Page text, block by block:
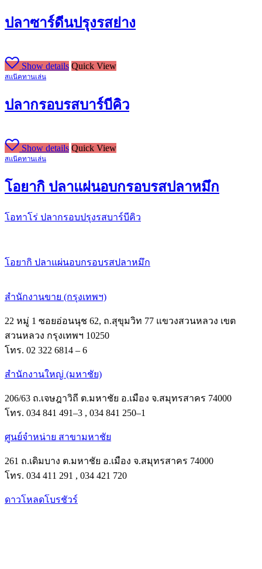
ปลาซาร์ดีนปรุงรสย่าง
Show details Quick View
สแน๊คทานเล่น
ปลากรอบรสบาร์บีคิว
Show details Quick View
สแน๊คทานเล่น
โอยากิ ปลาแผ่นอบกรอบรสปลาหมึก
โอทาโร่ ปลากรอบปรุงรสบาร์บีคิว
โอยากิ ปลาแผ่นอบกรอบรสปลาหมึก
สำนักงานขาย (กรุงเทพฯ)
22 หมู่ 1 ซอยอ่อนนุช 62, ถ.สุขุมวิท 77 แขวงสวนหลวง เขต
สวนหลวง กรุงเทพฯ 10250
โทร. 02 322 6814 – 6
สำนักงานใหญ่ (มหาชัย)
206/63 ถ.เจษฎาวิถี ต.มหาชัย อ.เมือง จ.สมุทรสาคร 74000
โทร. 034 841 491–3 , 034 841 250–1
ศูนย์จำหน่าย สาขามหาชัย
261 ถ.เดิมบาง ต.มหาชัย อ.เมือง จ.สมุทรสาคร 74000
โทร. 034 411 291 , 034 421 720
ดาวโหลดโบรชัวร์